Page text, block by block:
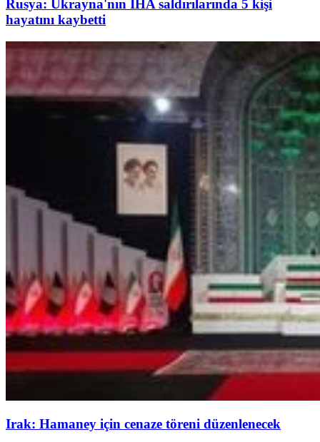
Rusya: Ukrayna'nın İHA saldırılarında 5 kişi
hayatını kaybetti
Irak: Hamaney için cenaze töreni düzenlenecek